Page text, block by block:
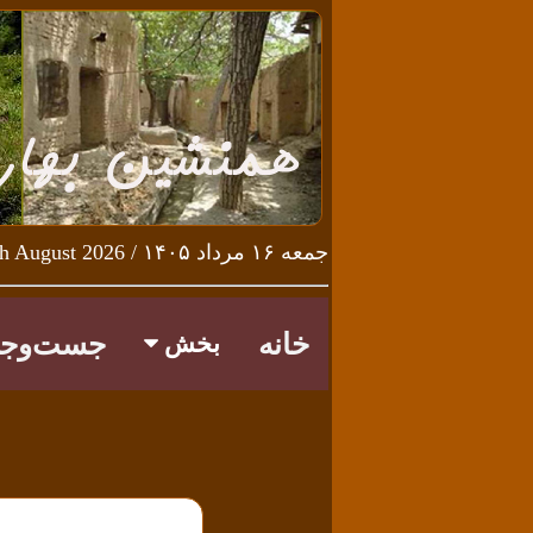
جمعه ۱۶ مرداد ۱۴۰۵ / Friday 7th August 2026
خانه بخش